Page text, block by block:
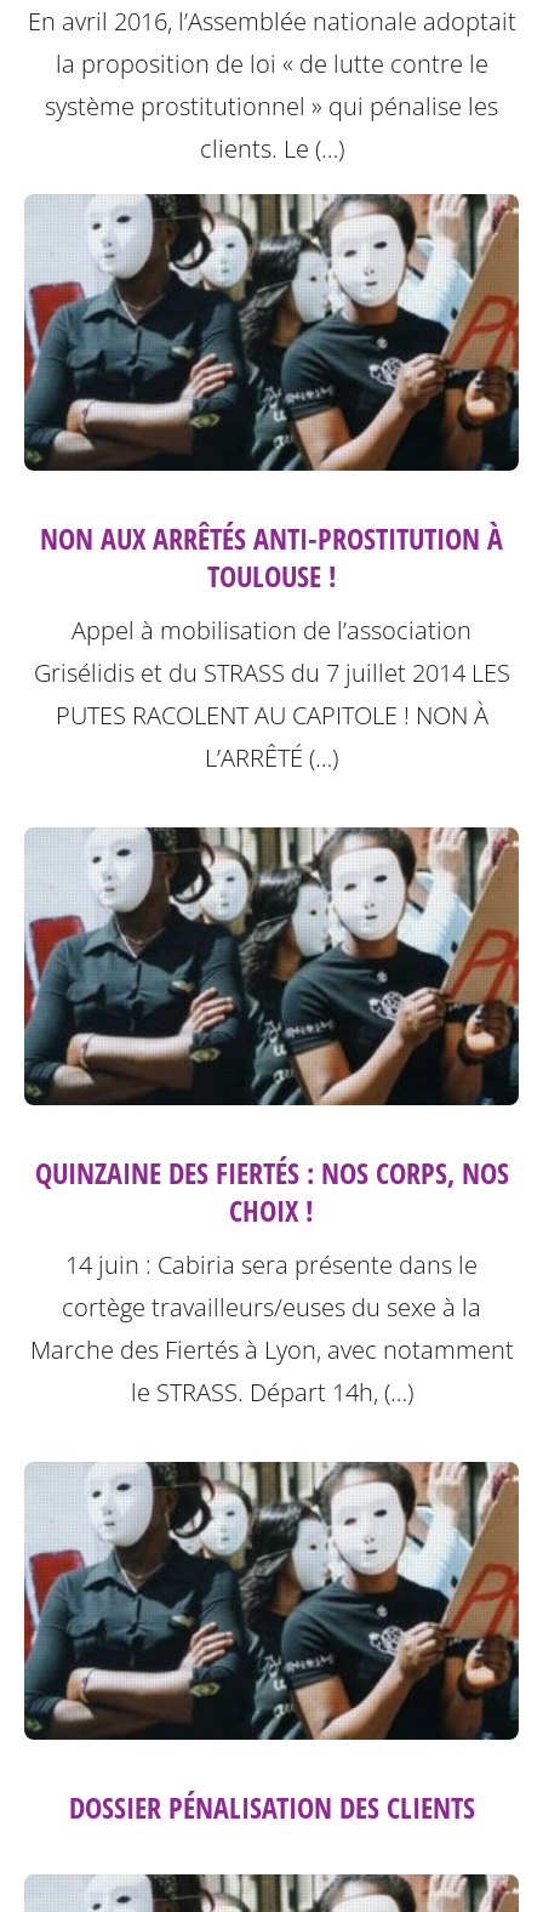
En avril 2016, l’Assemblée nationale adoptait
la proposition de loi « de lutte contre le
système prostitutionnel » qui pénalise les
clients. Le (…)
NON AUX ARRÊTÉS ANTI-PROSTITUTION À
TOULOUSE !
Appel à mobilisation de l’association
Grisélidis et du STRASS du 7 juillet 2014 LES
PUTES RACOLENT AU CAPITOLE ! NON À
L’ARRÊTÉ (…)
QUINZAINE DES FIERTÉS : NOS CORPS, NOS
CHOIX !
14 juin : Cabiria sera présente dans le
cortège travailleurs/euses du sexe à la
Marche des Fiertés à Lyon, avec notamment
le STRASS. Départ 14h, (…)
DOSSIER PÉNALISATION DES CLIENTS